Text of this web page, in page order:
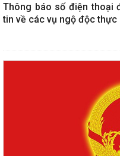
Thông báo số điện thoại
tin về các vụ ngộ độc thực